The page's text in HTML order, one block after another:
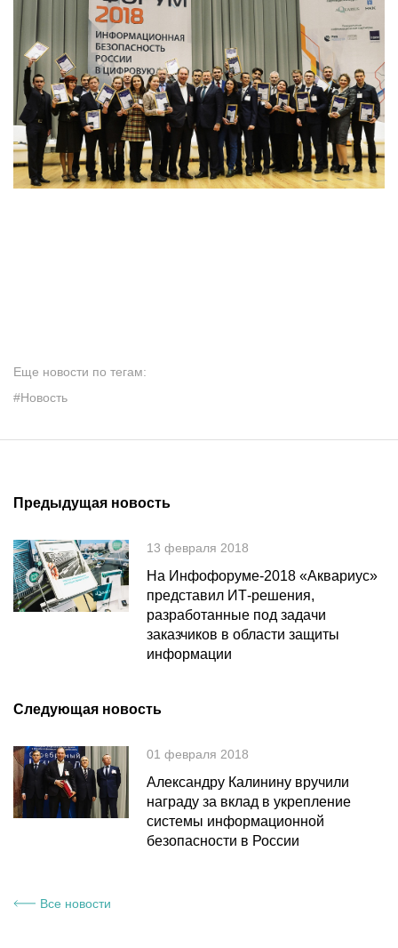
Еще новости по тегам:
#Новость
Предыдущая новость
13 февраля 2018
На Инфофоруме-2018 «Аквариус»
представил ИТ-решения,
разработанные под задачи
заказчиков в области защиты
информации
Следующая новость
01 февраля 2018
Александру Калинину вручили
награду за вклад в укрепление
системы информационной
безопасности в России
Все новости